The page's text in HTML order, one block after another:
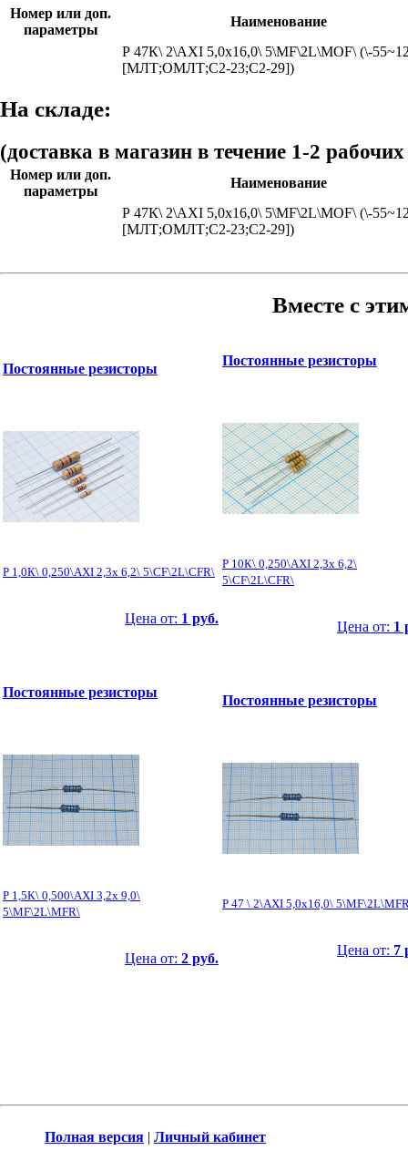
Номер или доп.
параметры
Наименование
Р 47К\ 2\AXI 5,0x16,0\ 5\MF\2L\MOF\ (\-
[МЛТ;ОМЛТ;С2-23;С2-29])
На складе:
(доставка в магазин в течение 1-2
Номер или доп.
параметры
Наименование
Р 47К\ 2\AXI 5,0x16,0\ 5\MF\2L\MOF\ (\-
[МЛТ;ОМЛТ;С2-23;С2-29])
Вместе с
Постоянные резисторы
Р 1,0К\ 0,250\AXI 2,3x 6,2\ 5\CF\2L\CFR\
Цена от: 1 руб.
Постоянные резисторы
Р 10К\ 0,250\AXI 2,3x 6,2\
5\CF\2L\CFR\
Цена от: 1
Постоянные резисторы
Р 1,5К\ 0,500\AXI 3,2x 9,0\
5\MF\2L\MFR\
Цена от: 2 руб.
Постоянные резисторы
Р 47 \ 2\AXI 5,0x16,0\
Цена от: 7
Полная версия | Личный кабинет